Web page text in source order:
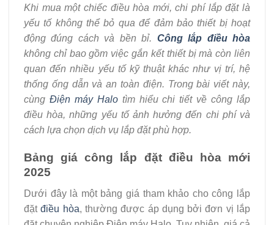
Khi mua một chiếc điều hòa mới, chi phí lắp đặt là
yếu tố không thể bỏ qua để đảm bảo thiết bị hoạt
động đúng cách và bền bỉ. Công lắp điều hòa
không chỉ bao gồm việc gắn kết thiết bị mà còn liên
quan đến nhiều yếu tố kỹ thuật khác như vị trí, hệ
thống ống dẫn và an toàn điện. Trong bài viết này,
cùng Điện máy Halotìm hiểu chi tiết về công lắp
điều hòa, những yếu tố ảnh hưởng đến chi phí và
cách lựa chọn dịch vụ lắp đặt phù hợp.
Bảng giá công lắp đặt điều hòa mới
2025
Dưới đây là một bảng giá tham khảo cho công lắp
đặtđiều hòa, thường được áp dụng bởi đơn vị lắp